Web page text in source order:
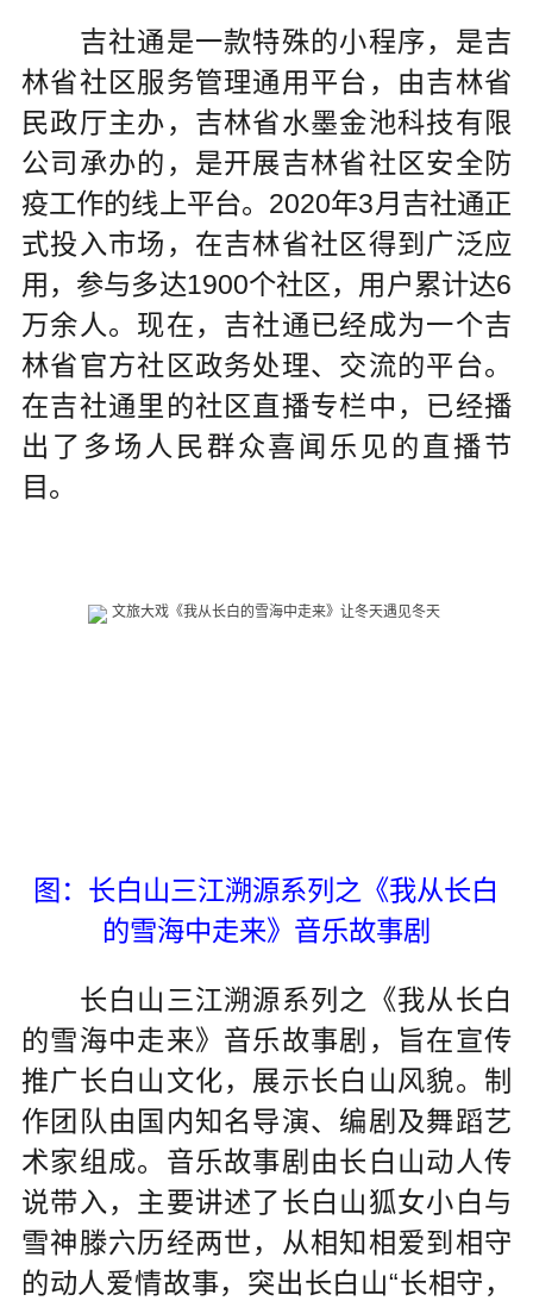
吉社通是一款特殊的小程序，是吉
林省社区服务管理通用平台，由吉林省
民政厅主办，吉林省水墨金池科技有限
公司承办的，是开展吉林省社区安全防
疫工作的线上平台。2020年3月吉社通正
式投入市场，在吉林省社区得到广泛应
用，参与多达1900个社区，用户累计达6
万余人。现在，吉社通已经成为一个吉
林省官方社区政务处理、交流的平台。
在吉社通里的社区直播专栏中，已经播
出了多场人民群众喜闻乐见的直播节
目。
图：长白山三江溯源系列之《我从长白
的雪海中走来》音乐故事剧
长白山三江溯源系列之《我从长白
的雪海中走来》音乐故事剧，旨在宣传
推广长白山文化，展示长白山风貌。制
作团队由国内知名导演、编剧及舞蹈艺
术家组成。音乐故事剧由长白山动人传
说带入，主要讲述了长白山狐女小白与
雪神滕六历经两世，从相知相爱到相守
的动人爱情故事，突出长白山“长相守，